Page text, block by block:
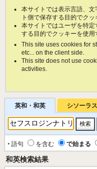
本サイトでは表示言語、
ト側で保存する目的でクッ
本サイトではユーザを特
する目的でクッキーを使用
This site uses cookies for
etc... on the client side.
This site does not use
activities.
英和・和英 シソーラス
‣ 語句 を含む で始まる
和英検索結果